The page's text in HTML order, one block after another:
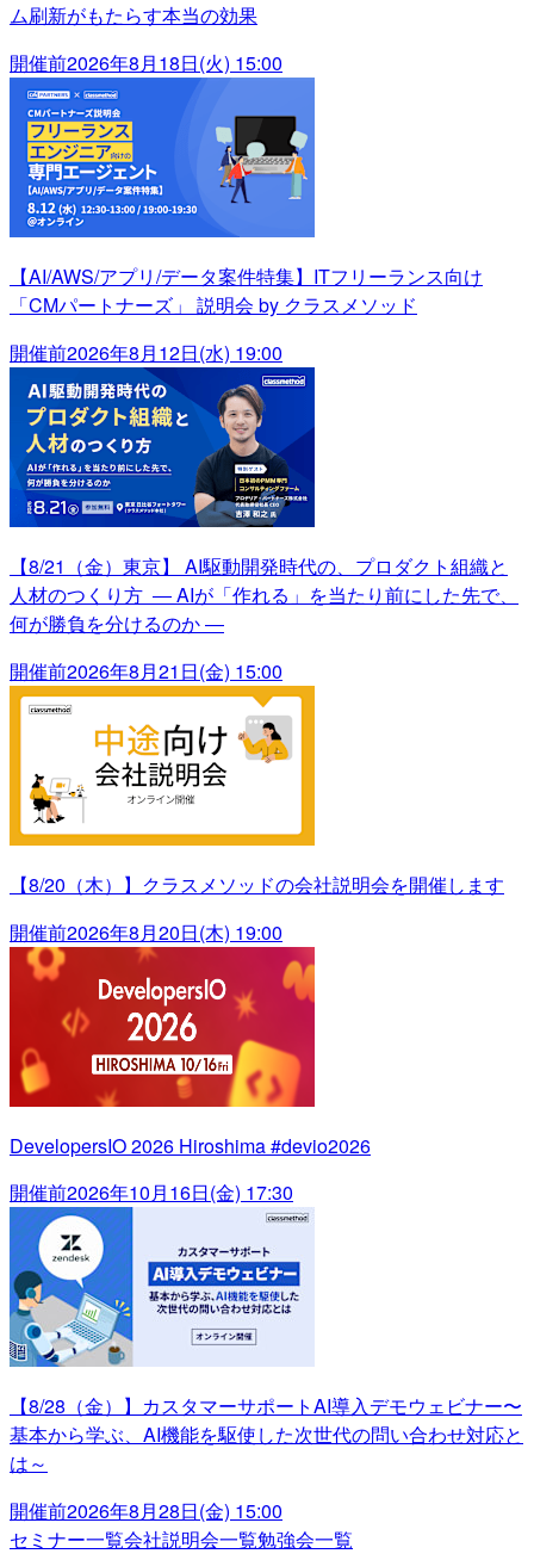
ム刷新がもたらす本当の効果
開催前2026年8月18日(火) 15:00
【AI/AWS/アプリ/データ案件特集】ITフリーランス向け
「CMパートナーズ」 説明会 by クラスメソッド
開催前2026年8月12日(水) 19:00
【8/21（金）東京】 AI駆動開発時代の、プロダクト組織と
人材のつくり方 ― AIが「作れる」を当たり前にした先で、
何が勝負を分けるのか ―
開催前2026年8月21日(金) 15:00
【8/20（木）】クラスメソッドの会社説明会を開催します
開催前2026年8月20日(木) 19:00
DevelopersIO 2026 Hiroshima #devio2026
開催前2026年10月16日(金) 17:30
【8/28（金）】カスタマーサポートAI導入デモウェビナー〜
基本から学ぶ、AI機能を駆使した次世代の問い合わせ対応と
は～
開催前2026年8月28日(金) 15:00
セミナー一覧会社説明会一覧勉強会一覧